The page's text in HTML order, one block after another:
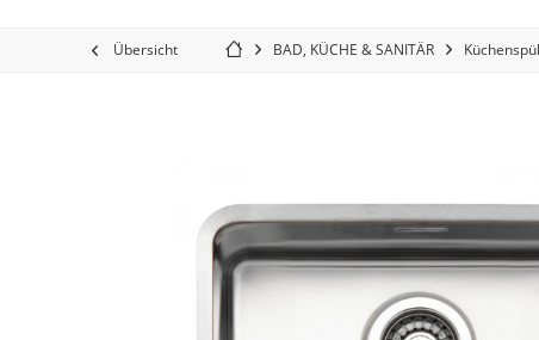
Übersicht BAD, KÜCHE & SANITÄR